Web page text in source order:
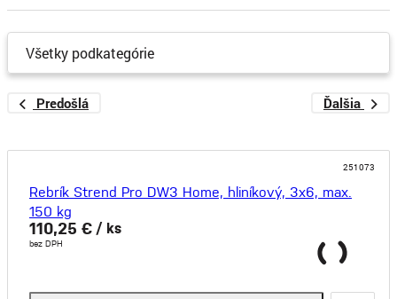
Všetky podkategórie
Predošlá Ďalšia
251073
Rebrík Strend Pro DW3 Home, hliníkový, 3x6, max.
150 kg
110,25 € / ks
bez DPH